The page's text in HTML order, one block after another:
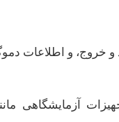
و خروج، و اطلاعات
آزمایشگاهی